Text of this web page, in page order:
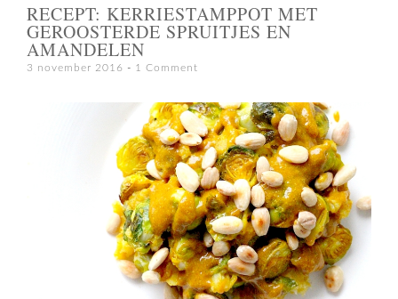
RECEPT: KERRIESTAMPPOT MET
GEROOSTERDE SPRUITJES EN
AMANDELEN
3 november 2016 1 Comment